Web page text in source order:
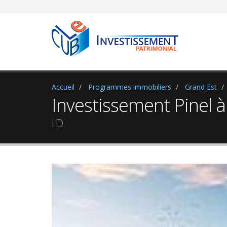
Accueil Programmes immobiliers Grand Est
Investissement Pinel
I.D.
- Les
- De